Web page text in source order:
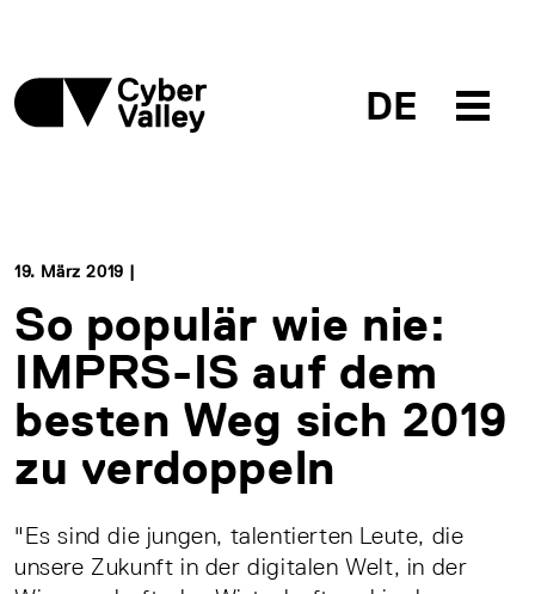
DE
19. März 2019 |
So populär wie nie:
IMPRS-IS auf dem
besten Weg sich 2019
zu verdoppeln
"Es sind die jungen, talentierten Leute, die
unsere Zukunft in der digitalen Welt, in der